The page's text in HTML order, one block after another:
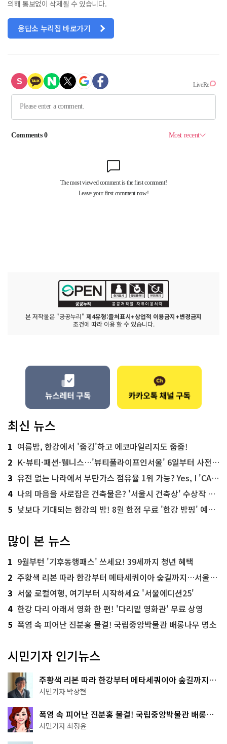
의해 통보없이 삭제될 수 있습니다.
응답소 누리집 바로가기
본 저작물은 "공공누리" 제4유형:출처표시+상업적 이용금지+변경금지
조건에 따라 이용 할 수 있습니다.
최신 뉴스
1 여름밤, 한강에서 '줍깅'하고 에코마일리지도 줍줍!
2 K-뷰티·패션·웰니스…'뷰티풀라이프인서울' 6일부터 사전 예약
3 유전 없는 나라에서 부탄가스 점유율 1위 가능? Yes, I 'CAN'
4 나의 마음을 사로잡은 건축물은? '서울시 건축상' 수상작 공개!
5 낮보다 기대되는 한강의 밤! 8월 한정 무료 '한강 밤핑' 예약은?
많이 본 뉴스
1 9월부턴 '기후동행패스' 쓰세요! 39세까지 청년 혜택
2 주황색 리본 따라 한강부터 메타세쿼이아 숲길까지…서울둘레길 15코스
3 서울 로컬여행, 여기부터 시작하세요 '서울에디션25'
4 한강 다리 아래서 영화 한 편! '다리밑 영화관' 무료 상영
5 폭염 속 피어난 진분홍 물결! 국립중앙박물관 배롱나무 명소
시민기자 인기뉴스
주황색 리본 따라 한강부터 메타세쿼이아 숲길까지…
서울둘레길 15코스
시민기자 박상현
폭염 속 피어난 진분홍 물결! 국립중앙박물관 배롱나
무 명소
시민기자 최정윤